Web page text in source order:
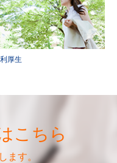
厚生
こちら
ます。